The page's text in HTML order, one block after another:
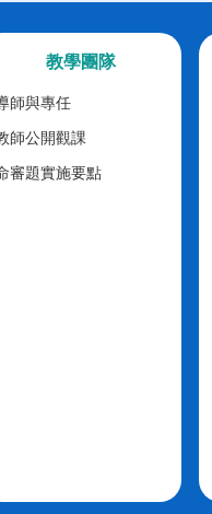
教學團隊
師與專任
師公開觀課
審題實施要點